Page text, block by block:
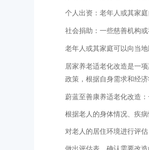
个人出资：老年人或其家庭
社会捐助：一些慈善机构
老年人或其家庭可以向当
居家养老适老化改造是一
政策，根据自身需求和经
蔚蓝至善康养适老化改造
根据老人的身体情况、疾
对老人的居住环境进行评